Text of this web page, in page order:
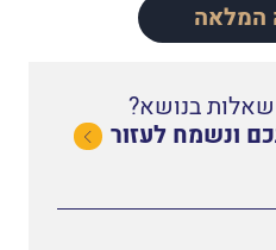
המלאה
שאלות בנושא?
ונשמח לעזור